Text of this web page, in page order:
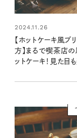
2024.11.26
【ホットケーキ風プ
方】まるで喫茶店
ットケーキ！見た目
コクさん